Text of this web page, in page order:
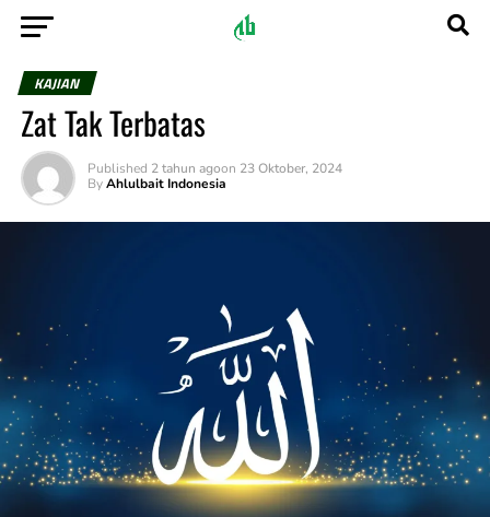
KAJIAN
Zat Tak Terbatas
Published 2 tahun agoon 23 Oktober, 2024
By Ahlulbait Indonesia